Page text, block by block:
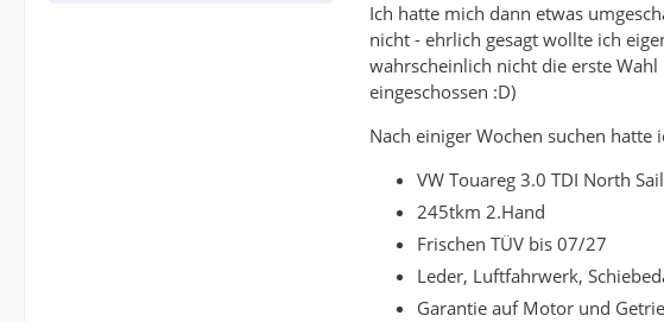
Ich hatte mich dann etwas
nicht - ehrlich gesagt wollte ich
wahrscheinlich nicht die erste
eingeschossen :D)
Nach einiger Wochen suchen hatte
VW Touareg 3.0 TDI North
245tkm 2.Hand
Frischen TÜV bis 07/27
Leder, Luftfahrwerk,
Garantie auf Motor und